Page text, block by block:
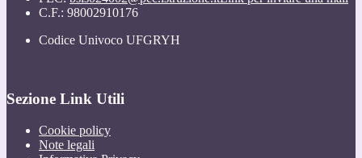
C.F.: 98002910176
Codice Univoco UFGRYH
Sezione Link Utili
Cookie policy
Note legali